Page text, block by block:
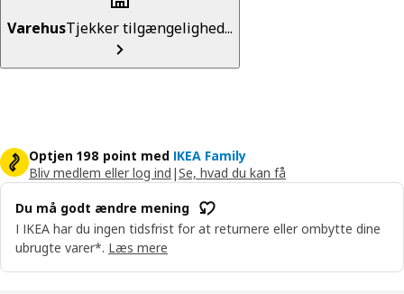
VarehusTjekker tilgængelighed...
Optjen 198 point med IKEA Family
Bliv medlem eller log ind |Se, hvad du kan få
Du må godt ændre mening
I IKEA har du ingen tidsfrist for at returnere eller ombytte dine
ubrugte varer*. Læs mere